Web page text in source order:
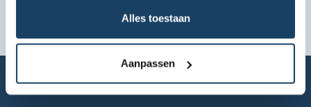
Alles toestaan
Aanpassen